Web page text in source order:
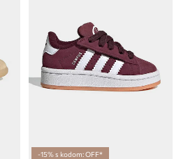
-15% s kodom: OFF*